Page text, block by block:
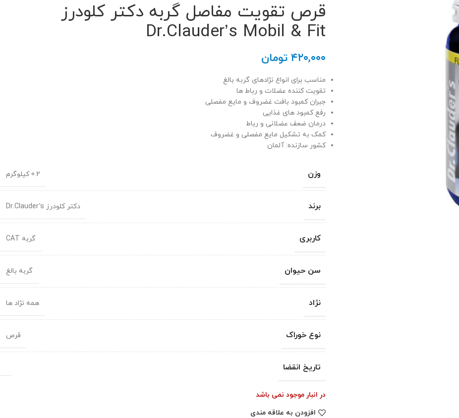
قرص تقویت مفاصل گربه دکتر کلودرز
Dr.Clauder’s Mobil & Fit
۴۲۰,۰۰۰ تومان
مناسب برای انواع نژادهای گربه بالغ
تقویت کننده عضلات و رباط ها
جبران کمبود بافت غضروف و مایع مفصلی
رفع کمبود های غذایی
درمان ضعف عضلانی و رباط
کمک به تشکیل مایع مفصلی و غضروف
کشور سازنده: آلمان
وزن 0.2 کیلوگرم
برند دکتر کلودرز Dr.Clauder’s
کاربری گربه CAT
سن حیوان گربه بالغ
نژاد همه نژاد ها
نوع خوراک قرص
تاریخ انقضا
در انبار موجود نمی باشد
افزودن به علاقه مندی